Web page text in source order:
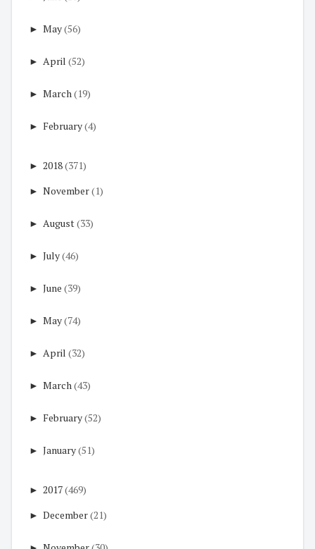
► May(56)
► April (52)
► March (19)
► February(4)
► 2018(371)
► November(1)
► August(33)
► July(46)
► June (39)
► May(74)
► April (32)
► March (43)
► February(52)
► January(51)
► 2017(469)
► December(21)